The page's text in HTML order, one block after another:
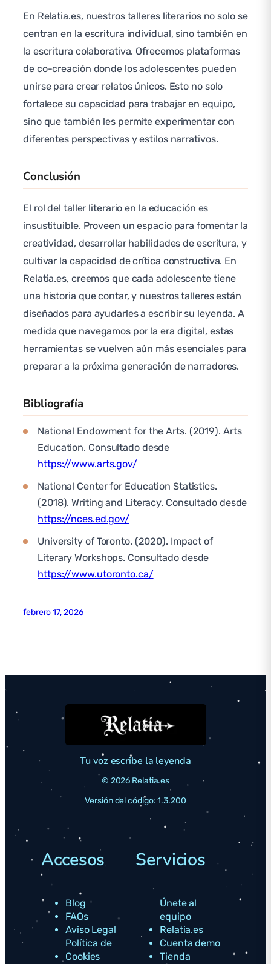
En Relatia.es, nuestros talleres literarios no solo se
centran en la escritura individual, sino también en
la escritura colaborativa. Ofrecemos plataformas
de co-creación donde los adolescentes pueden
unirse para crear relatos únicos. Esto no solo
fortalece su capacidad para trabajar en equipo,
sino que también les permite experimentar con
diferentes perspectivas y estilos narrativos.
Conclusión
El rol del taller literario en la educación es
insustituible. Proveen un espacio para fomentar la
creatividad, desarrollar habilidades de escritura, y
cultivar la capacidad de crítica constructiva. En
Relatia.es, creemos que cada adolescente tiene
una historia que contar, y nuestros talleres están
diseñados para ayudarles a escribir su leyenda. A
medida que navegamos por la era digital, estas
herramientas se vuelven aún más esenciales para
preparar a la próxima generación de narradores.
Bibliografía
National Endowment for the Arts. (2019). Arts
Education. Consultado desde
https://www.arts.gov/
National Center for Education Statistics.
(2018). Writing and Literacy. Consultado desde
https://nces.ed.gov/
University of Toronto. (2020). Impact of
Literary Workshops. Consultado desde
https://www.utoronto.ca/
febrero 17, 2026
Tu voz escribe la leyenda
© 2026 Relatia.es
Versión del código: 1.3.200
Accesos
Blog
FAQs
Aviso Legal
Política de
Cookies
Servicios
Únete al
equipo
Relatia.es
Cuenta demo
Tienda